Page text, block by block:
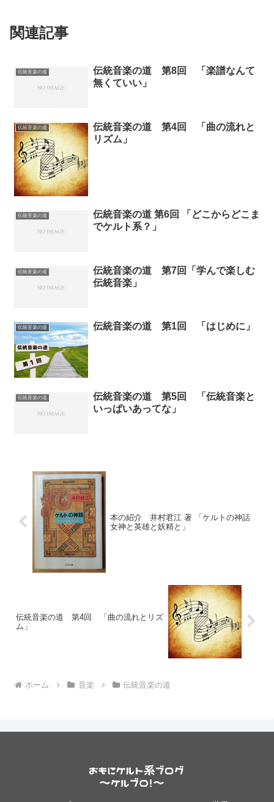
関連記事
伝統音楽の道
伝統音楽の道 第8回 「楽譜なんて
無くていい」
伝統音楽の道
伝統音楽の道 第4回 「曲の流れと
リズム」
伝統音楽の道
伝統音楽の道 第6回 「どこからどこま
でケルト系？」
伝統音楽の道
伝統音楽の道 第7回「学んで楽しむ
伝統音楽」
伝統音楽の道 伝統音楽の道 第1回 「はじめに」
伝統音楽の道
伝統音楽の道 第5回 「伝統音楽と
いっぱいあってな」
本の紹介 井村君江 著 「ケルトの神話
女神と英雄と妖精と」
伝統音楽の道 第4回 「曲の流れとリズ
ム」
ホーム 音楽 伝統音楽の道